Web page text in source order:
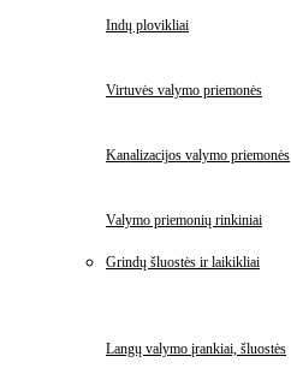
Indų plovikliai
Virtuvės valymo priemonės
Kanalizacijos valymo priemonės
Valymo priemonių rinkiniai
Grindų šluostės ir laikikliai
Langų valymo įrankiai, šluostės